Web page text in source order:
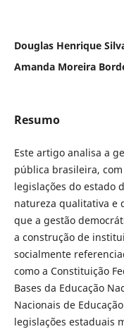
Douglas Henrique
Amanda Moreira
Resumo
Este artigo analisa a
pública brasileira,
legislações do estado
natureza qualitativa e
que a gestão
a construção de
socialmente
como a Constituição
Bases da Educação
Nacionais de
legislações estaduais